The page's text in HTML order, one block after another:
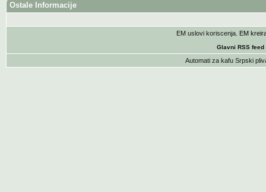
Ostale Informacije
EM uslovi koriscenja . EM
Glavni RSS feed
Automati za kafu Srpski